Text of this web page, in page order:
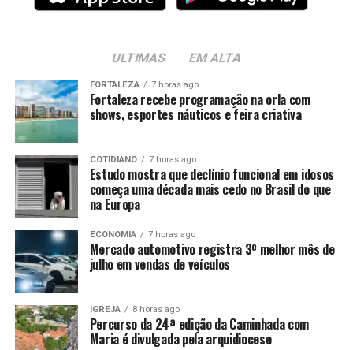
ULTIMAS EM ALTA
FORTALEZA 7 horas ago
Fortaleza recebe programação na orla com
shows, esportes náuticos e feira criativa
COTIDIANO 7 horas ago
Estudo mostra que declínio funcional em idosos
começa uma década mais cedo no Brasil do que
na Europa
ECONOMIA 7 horas ago
Mercado automotivo registra 3º melhor mês de
julho em vendas de veículos
IGREJA 8 horas ago
Percurso da 24ª edição da Caminhada com
Maria é divulgada pela arquidiocese